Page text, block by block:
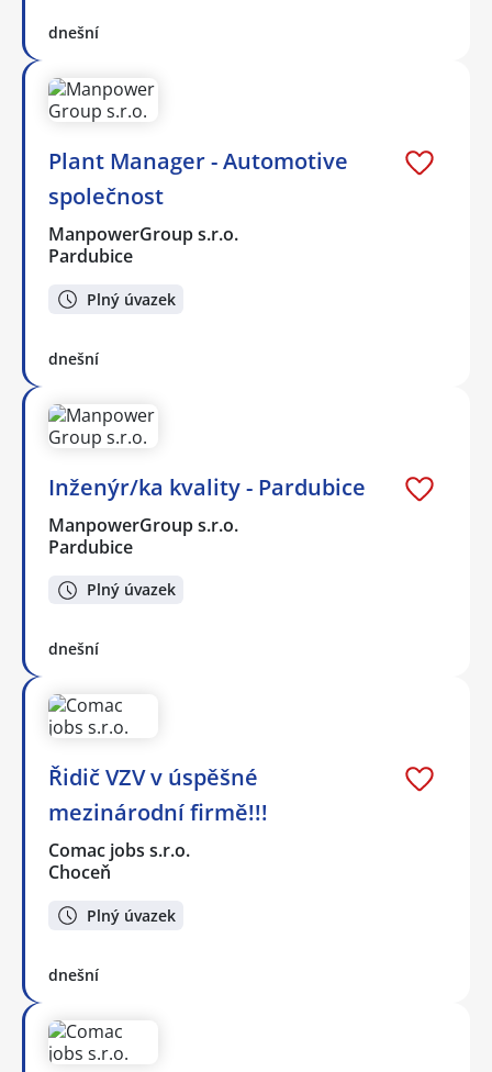
dnešní
Plant Manager - Automotive
společnost
ManpowerGroup s.r.o.
Pardubice
Plný úvazek
dnešní
Inženýr/ka kvality - Pardubice
ManpowerGroup s.r.o.
Pardubice
Plný úvazek
dnešní
Řidič VZV v úspěšné
mezinárodní firmě!!!
Comac jobs s.r.o.
Choceň
Plný úvazek
dnešní